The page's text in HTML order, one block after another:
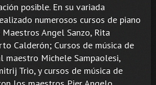
posible. En su variada
numerosos cursos de piano
Angel Sanzo, Rita
Calderón; Cursos de música de
maestro Michele Sampaolesi,
Trio, y cursos de música de